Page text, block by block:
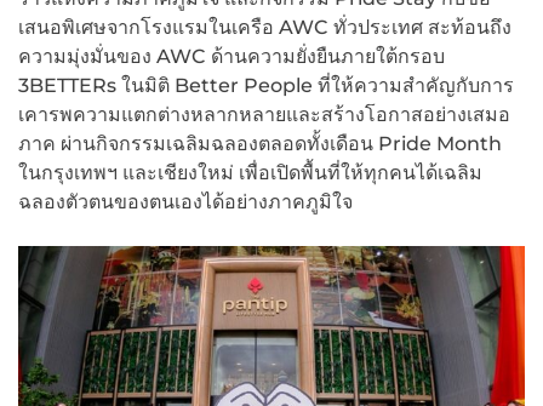
เสนอพิเศษจากโรงแรมในเครือ AWC ทั่วประเทศ สะท้อนถึง
ความมุ่งมั่นของ AWC ด้านความยั่งยืนภายใต้กรอบ
3BETTERs ในมิติ Better People ที่ให้ความสำคัญกับการ
เคารพความแตกต่างหลากหลายและสร้างโอกาสอย่างเสมอ
ภาค ผ่านกิจกรรมเฉลิมฉลองตลอดทั้งเดือน Pride Month
ในกรุงเทพฯ และเชียงใหม่ เพื่อเปิดพื้นที่ให้ทุกคนได้เฉลิม
ฉลองตัวตนของตนเองได้อย่างภาคภูมิใจ